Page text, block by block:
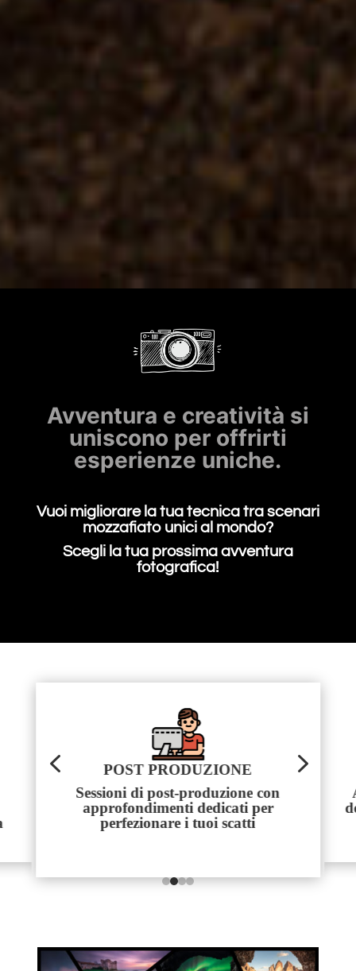
Avventura e creatività si
uniscono per offrirti
esperienze uniche.
Vuoi migliorare la tua tecnica tra scenari
mozzafiato unici al mondo?
Scegli la tua prossima avventura
fotografica!
SUPPORTO CONTINUO
Affiancamento per tutta la durata
del viaggio affinchè tu possa portare
a casa foto di grande impatto
4 5